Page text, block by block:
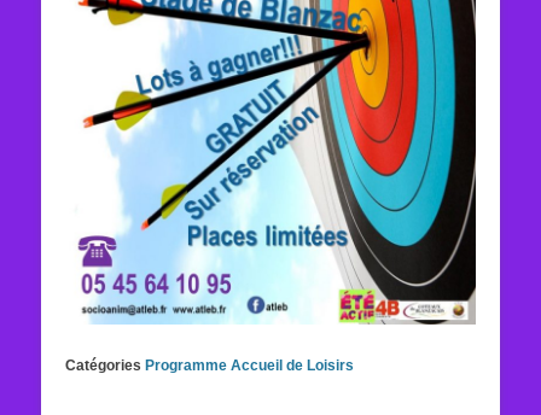
Catégories Programme Accueil de Loisirs